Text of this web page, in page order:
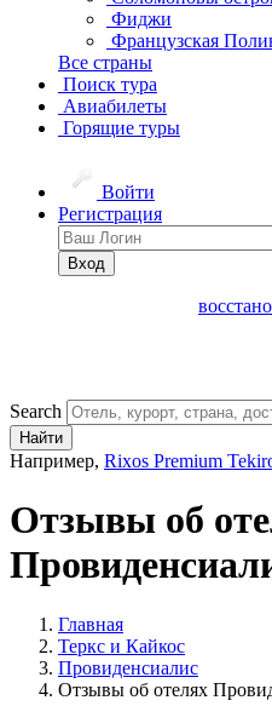
Фиджи
Французская
Все страны
Поиск тура
Авиабилеты
Горящие туры
Войти
Регистрация
Вход
Search
Найти
Например, Rixos Premium
Отзывы об
Главная
Теркс и Кайкос
Провиденсиалис
Отзывы об отелях